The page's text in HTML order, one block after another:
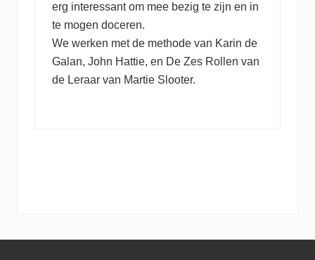
erg interessant om mee bezig te zijn en in
te mogen doceren.
We werken met de methode van Karin de
Galan, John Hattie, en De Zes Rollen van
de Leraar van Martie Slooter.